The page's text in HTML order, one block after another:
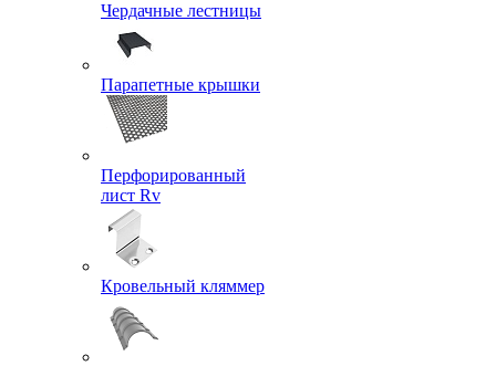
Чердачные лестницы
Парапетные крышки
Перфорированный
лист Rv
Кровельный кляммер